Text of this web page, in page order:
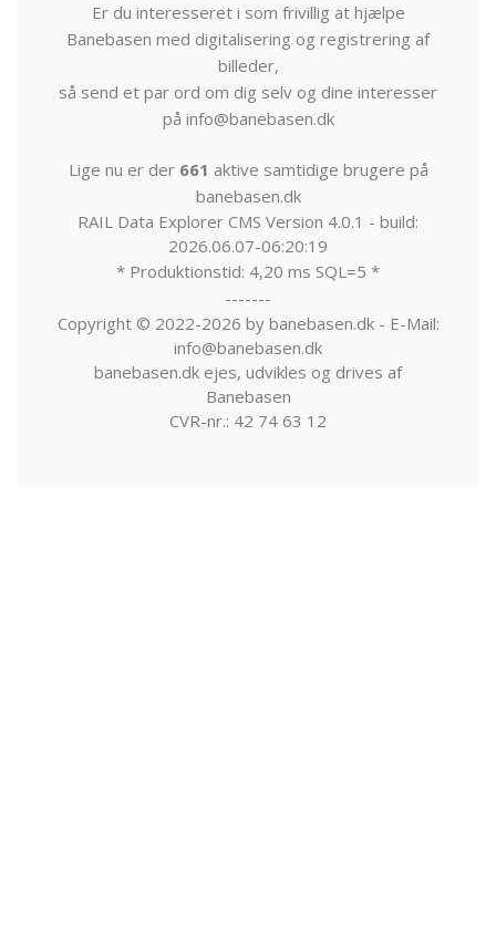
Er du interesseret i som frivillig at hjælpe
Banebasen med digitalisering og registrering af
billeder,
så send et par ord om dig selv og dine interesser
på info@banebasen.dk
Lige nu er der 661 aktive samtidige brugere på
banebasen.dk
RAIL Data Explorer CMS Version 4.0.1 - build:
2026.06.07-06:20:19
* Produktionstid: 4,20 ms SQL=5 *
-------
Copyright © 2022-2026 by banebasen.dk - E-Mail:
info@banebasen.dk
banebasen.dk ejes, udvikles og drives af
Banebasen
CVR-nr.: 42 74 63 12